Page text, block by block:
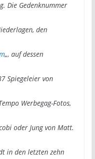
Die Gedenknummer
den
„, auf dessen
Spiegeleier von
Werbegag-Fotos,
oder Jung von Matt.
in den letzten zehn